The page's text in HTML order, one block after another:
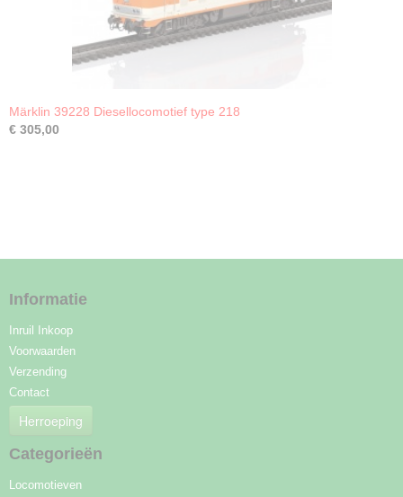
Märklin 39228 Diesellocomotief type 218
€ 305,00
Informatie
Inruil Inkoop
Voorwaarden
Verzending
Contact
Herroeping
Categorieën
Locomotieven